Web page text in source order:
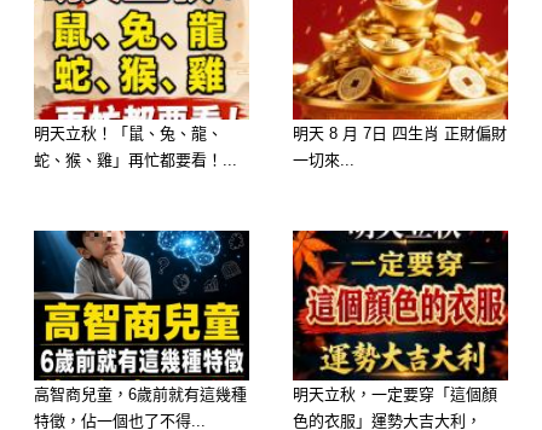
屬龍女
生肖龍的女人，她們舉止得體，天生麗
質，從個人運勢上說，這個生肖的女人
夠給家裡帶來無限的旺氣，保障老少平
安，年年有餘，而且自己的丈夫也一年
比一年有錢，有望飛黃騰達。
婚後家運通常會非常的興旺，因為有
明天立秋！「鼠、兔、龍、
蛇、猴、雞」再忙都要看！...
明天 8 月 7日 四生肖 正財偏財
一切來...
高智商兒童，6歲前就有這幾種
特徵，佔一個也了不得...
明天立秋，一定要穿「這個顏
色的衣服」運勢大吉大利，